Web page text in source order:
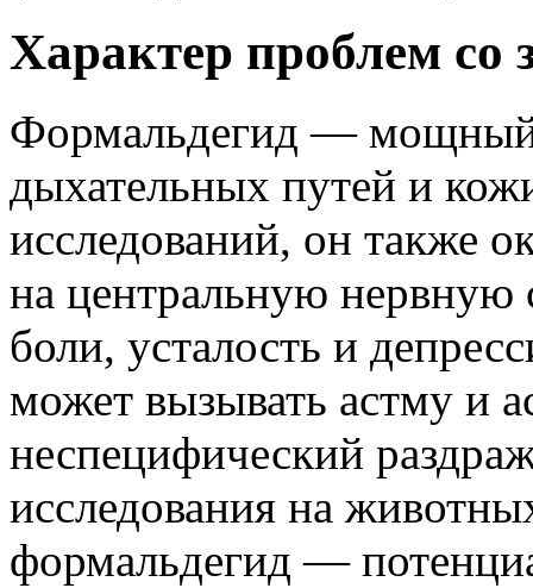
Характер проблем со
Формальдегид — мощный
дыхательных путей и
исследований, он также
на центральную нервную
боли, усталость и
может вызывать астму и
неспецифический
исследования на
формальдегид —